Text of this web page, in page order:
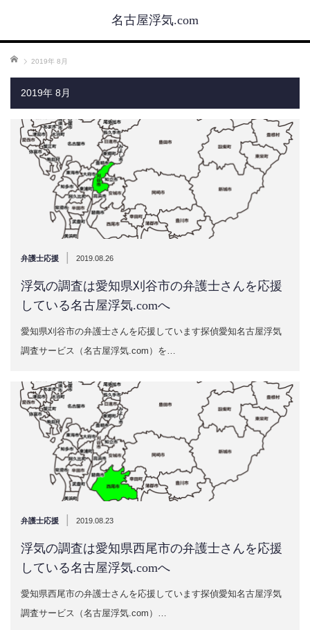
名古屋浮気.com
ホーム 2019年 8月
2019年 8月
弁護士応援 2019.08.26
浮気の調査は愛知県刈谷市の弁護士さんを応援
している名古屋浮気.comへ
愛知県刈谷市の弁護士さんを応援しています探偵愛知名古屋浮気
調査サービス（名古屋浮気.com）を…
弁護士応援 2019.08.23
浮気の調査は愛知県西尾市の弁護士さんを応援
している名古屋浮気.comへ
愛知県西尾市の弁護士さんを応援しています探偵愛知名古屋浮気
調査サービス（名古屋浮気.com）…